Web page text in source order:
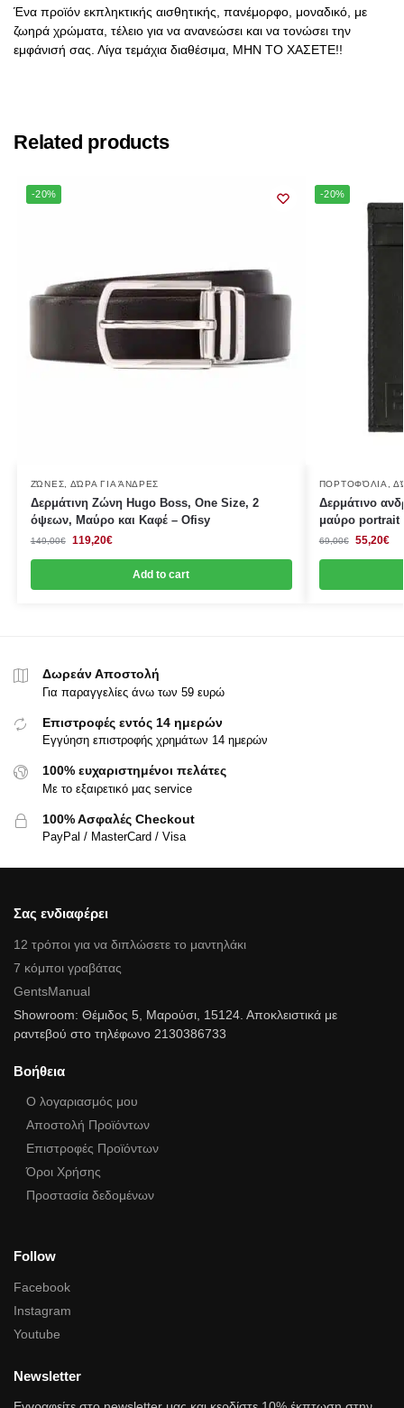
Ένα προϊόν εκπληκτικής αισθητικής, πανέμορφο, μοναδικό, με
ζωηρά χρώματα, τέλειο για να ανανεώσει και να τονώσει την
εμφάνισή σας. Λίγα τεμάχια διαθέσιμα, ΜΗΝ ΤΟ ΧΑΣΕΤΕ!!
Related products
-20%
ΖΏΝΕΣ, ΔΏΡΑ ΓΙΑ ΆΝΔΡΕΣ
Δερμάτινη Ζώνη Hugo Boss, One Size, 2
όψεων, Μαύρο και Καφέ – Ofisy
149,00€ 119,20€
Add to cart
-20%
ΠΟΡΤΟΦΌΛΙΑ,
Δερμάτινο
μαύρο portrait
69,00€ 55,20€
Δωρεάν Αποστολή
Για παραγγελίες άνω των 59 ευρώ
Επιστροφές εντός 14 ημερών
Εγγύηση επιστροφής χρημάτων 14 ημερών
100% ευχαριστημένοι πελάτες
Με το εξαιρετικό μας service
100% Ασφαλές Checkout
PayPal / MasterCard / Visa
Σας ενδιαφέρει
12 τρόποι για να διπλώσετε το μαντηλάκι
7 κόμποι γραβάτας
GentsManual
Showroom: Θέμιδος 5, Μαρούσι, 15124. Αποκλειστικά με
ραντεβού στο τηλέφωνο 2130386733
Βοήθεια
Ο λογαριασμός μου
Αποστολή Προϊόντων
Επιστροφές Προϊόντων
Όροι Χρήσης
Προστασία δεδομένων
Follow
Facebook
Instagram
Youtube
Newsletter